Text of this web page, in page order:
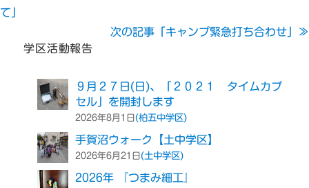
て」
次の記事「キャンプ緊急打ち合わせ」≫
学区活動報告
９月２７日(日)、「２０２１ タイムカプ
セル」を開封します
2026年8月1日(柏五中学区)
手賀沼ウォーク【土中学区】
2026年6月21日(土中学区)
2026年 『つまみ細工』